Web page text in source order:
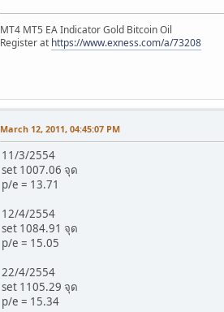
MT4 MT5 EA Indicator Gold Bitcoin Oil
Register at https://www.exness.com/a/73208
March 12, 2011, 04:45:07 PM
11/3/2554
set 1007.06 จุด
p/e = 13.71
12/4/2554
set 1084.91 จุด
p/e = 15.05
22/4/2554
set 1105.29 จุด
p/e = 15.34